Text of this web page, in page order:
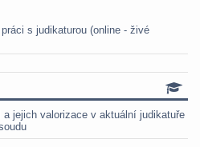
s judikaturou (online - živé
jejich valorizace v aktuální judikatuře